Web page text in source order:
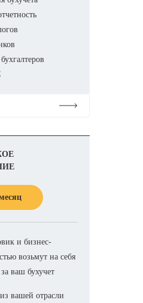
и бизнес-
возьмут на себя
ваш бухучет
вашей отрасли